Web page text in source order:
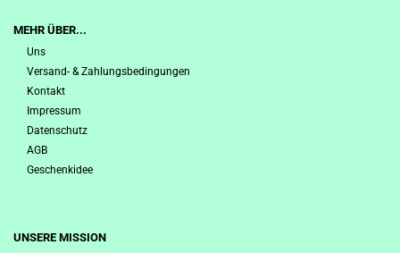
MEHR ÜBER...
Uns
Versand- & Zahlungsbedingungen
Kontakt
Impressum
Datenschutz
AGB
Geschenkidee
UNSERE MISSION